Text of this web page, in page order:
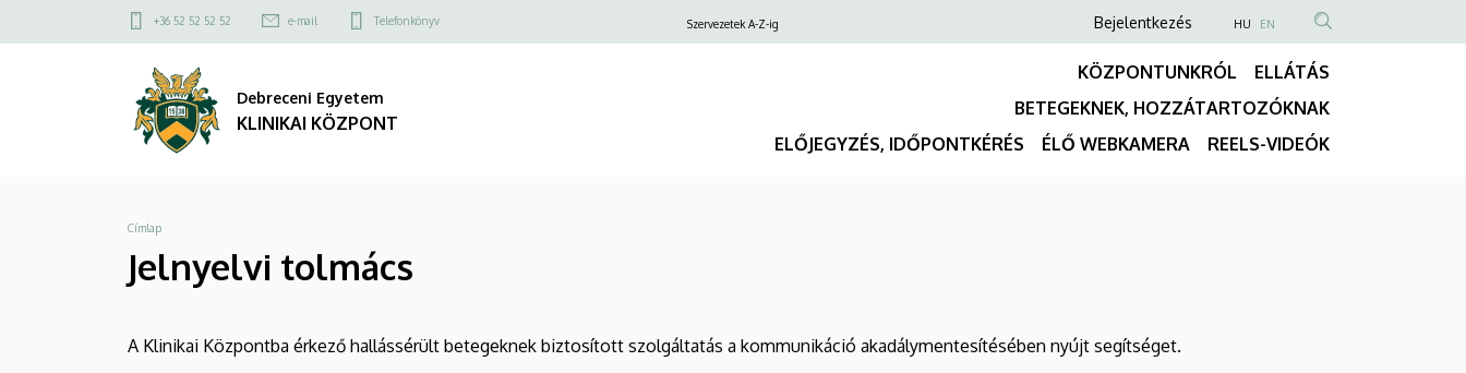
Jelnyelvi
a
Felső
menü
+36 52 52 52 52 e-mail Telefonkönyv Szervezetek A-Z-ig
Anonim
fiók
menüje
Bejelentkezés NYELVVÁLASZTÓ
HU EN
TARTALOM
KERESÉSE
Debreceni Egyetem
KLINIKAI KÖZPONT
KÖZPONTUNKRÓL
ELLÁTÁS
BETEGEKNEK, HOZZÁTARTOZÓKNAK
ELŐJEGYZÉS, IDŐPONTKÉRÉS
ÉLŐ WEBKAMERA REELS-VIDEÓK
Morzsa
Címlap
Jelnyelvi tolmács
A Klinikai Központba érkező hallássérült betegeknek biztosított szolgáltatás a kommunikáció akadálymentesítésében nyújt segítséget.